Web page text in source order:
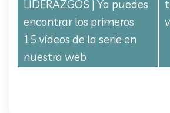
LIDERAZGOS | Ya puedes
encontrar los primeros
15 vídeos de la serie en
nuestra web